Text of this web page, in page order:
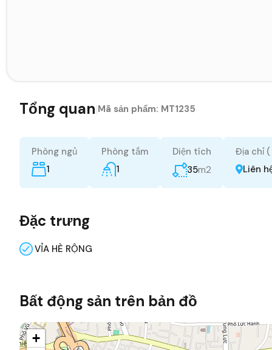
Tổng quan Mã sản phẩm: MT1235
Phòng ngủ
1
Phòng tắm
1
Diện tích
35m2
Địa chỉ
Liên
Đặc trưng
VỈA HÈ RỘNG
Bất động sản trên bản đồ
+